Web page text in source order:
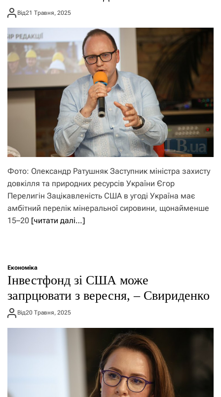
Від21 Травня, 2025
Фото: Олександр Ратушняк Заступник міністра захисту
довкілля та природних ресурсів України Єгор
Перелигін Зацікавленість США в угоді Україна має
амбітний перелік мінеральної сировини, щонайменше
15–20 [читати далі…]
Економіка
Інвестфонд зі США може
запрцювати з вересня, – Свириденко
Від20 Травня, 2025